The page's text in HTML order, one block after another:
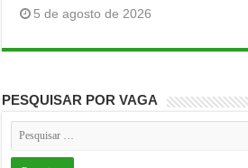
5 de agosto de 2026
PESQUISAR POR VAGA